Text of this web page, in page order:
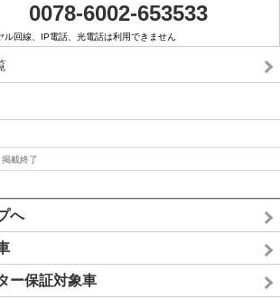
0078-6002-653533
ル回線、IP電話、光電話は利用できません
掲載終了
へ
ー保証対象車